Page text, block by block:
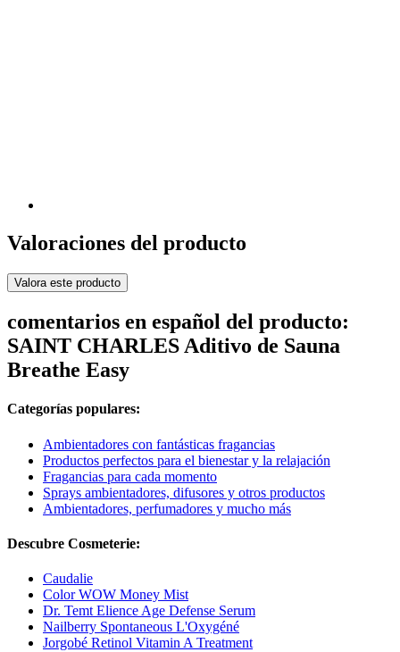
Valoraciones del producto
Valora este producto
comentarios en español del producto:
SAINT CHARLES Aditivo de Sauna
Breathe Easy
Categorías populares:
Ambientadores con fantásticas fragancias
Productos perfectos para el bienestar y la relajación
Fragancias para cada momento
Sprays ambientadores, difusores y otros productos
Ambientadores, perfumadores y mucho más
Descubre Cosmeterie:
Caudalie
Color WOW Money Mist
Dr. Temt Elience Age Defense Serum
Nailberry Spontaneous L'Oxygéné
Jorgobé Retinol Vitamin A Treatment